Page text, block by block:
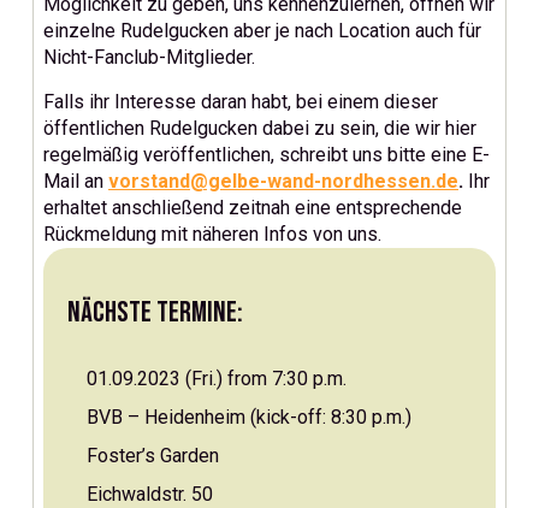
Möglichkeit zu geben, uns kennenzulernen, öffnen wir
einzelne Rudelgucken aber je nach Location auch für
Nicht-Fanclub-Mitglieder.
Falls ihr Interesse daran habt, bei einem dieser
öffentlichen Rudelgucken dabei zu sein, die wir hier
regelmäßig veröffentlichen, schreibt uns bitte eine E-
Mail an vorstand@gelbe-wand-nordhessen.de. Ihr
erhaltet anschließend zeitnah eine entsprechende
Rückmeldung mit näheren Infos von uns.
Nächste Termine:
01.09.2023 (Fri.) from 7:30 p.m.
BVB – Heidenheim (kick-off: 8:30 p.m.)
Foster’s Garden
Eichwaldstr. 50